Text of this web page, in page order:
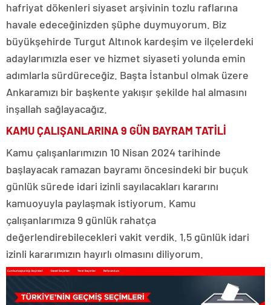
hafriyat dökenleri siyaset arşivinin tozlu raflarına
havale edeceğinizden şüphe duymuyorum. Biz
büyükşehirde Turgut Altınok kardeşim ve ilçelerdeki
adaylarımızla eser ve hizmet siyaseti yolunda emin
adımlarla sürdüreceğiz. Başta İstanbul olmak üzere
Ankaramızı bir başkente yakışır şekilde hal almasını
inşallah sağlayacağız.
KAMU ÇALIŞANLARINA 9 GÜN BAYRAM TATİLİ
Kamu çalışanlarımızın 10 Nisan 2024 tarihinde
başlayacak ramazan bayramı öncesindeki bir buçuk
günlük sürede idari izinli sayılacakları kararını
kamuoyuyla paylaşmak istiyorum. Kamu
çalışanlarımıza 9 günlük rahatça
değerlendirebilecekleri vakit verdik. 1,5 günlük idari
izinli kararımızın hayırlı olmasını diliyorum.